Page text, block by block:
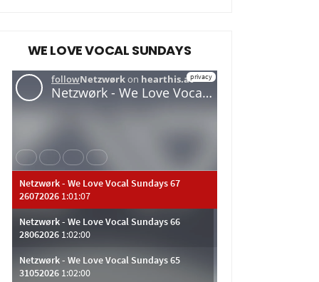
WE LOVE VOCAL SUNDAYS